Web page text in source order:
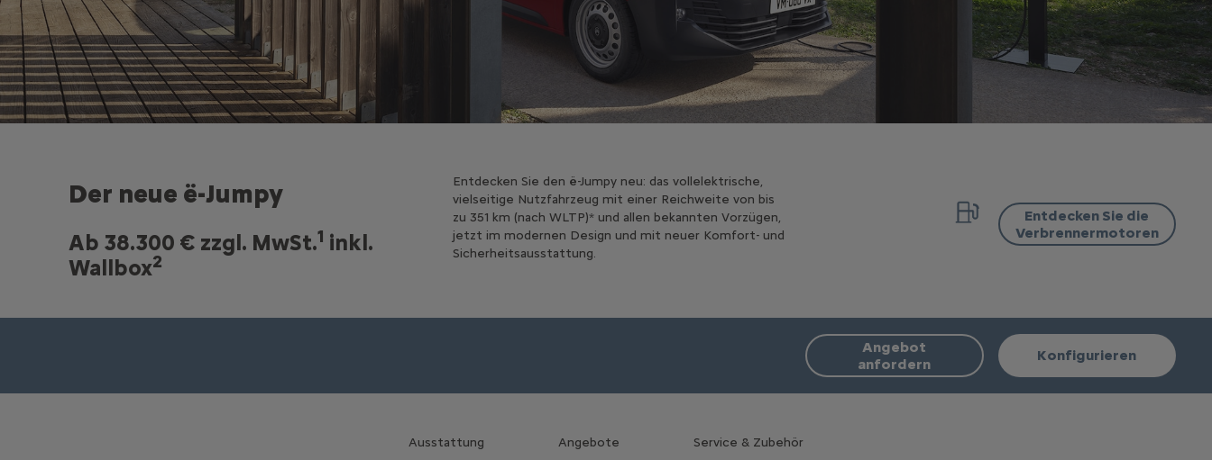
Der neue ë-Jumpy
Ab 38.300 € zzgl. MwSt.1 inkl.
Wallbox2
Entdecken Sie den ë-Jumpy neu: das vollelektrische,
vielseitige Nutzfahrzeug mit einer Reichweite von bis
zu 351 km (nach WLTP)* und allen bekannten Vorzügen,
jetzt im modernen Design und mit neuer Komfort- und
Sicherheitsausstattung.
Entdecken Sie die
Verbrennermotoren
Angebot
anfordern
Konfigurieren
Ausstattung Angebote Service & Zubehör